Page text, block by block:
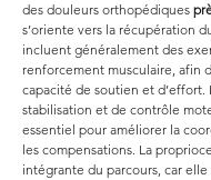
des douleurs orthopédiques
s’oriente vers la récupération
incluent généralement des
renforcement musculaire, afin
capacité de soutien et d’effort.
stabilisation et de contrôle
essentiel pour améliorer la
les compensations. La
intégrante du parcours, car elle